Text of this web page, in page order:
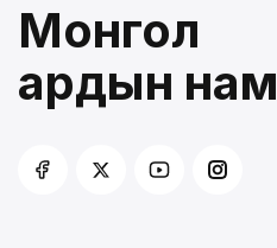
Монгол
ардын нам